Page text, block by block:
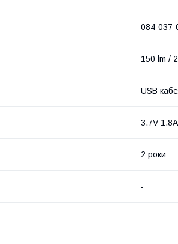
084-037-
150 lm /
USB
3.7V
2 роки
-
-